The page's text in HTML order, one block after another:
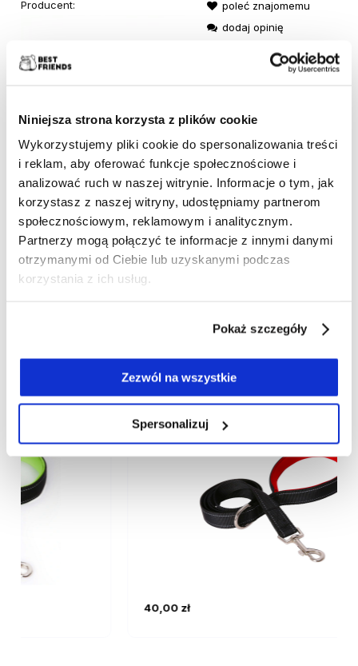
Niniejsza strona korzysta z plików cookie
Wykorzystujemy pliki cookie do spersonalizowania treści
i reklam, aby oferować funkcje społecznościowe i
analizować ruch w naszej witrynie. Informacje o tym, jak
korzystasz z naszej witryny, udostępniamy partnerom
społecznościowym, reklamowym i analitycznym.
Partnerzy mogą połączyć te informacje z innymi danymi
otrzymanymi od Ciebie lub uzyskanymi podczas
korzystania z ich usług.
Pokaż szczegóły
Zezwól na wszystkie
Spersonalizuj
Producent:
poleć znajomemu
dodaj opinię
Dostępność:
duża ilość
Wysyłka w:
24 godziny
Smycz dla psa 200 cm odblask czerwona